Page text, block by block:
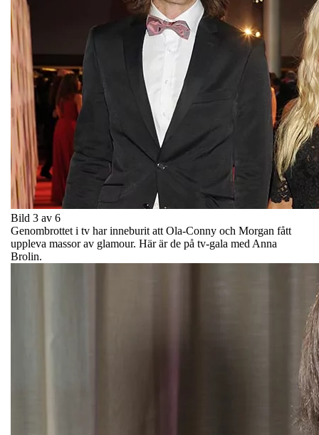
Bild 3 av 6
Genombrottet i tv har inneburit att Ola-Conny och Morgan fått
uppleva massor av glamour. Här är de på tv-gala med Anna
Brolin.